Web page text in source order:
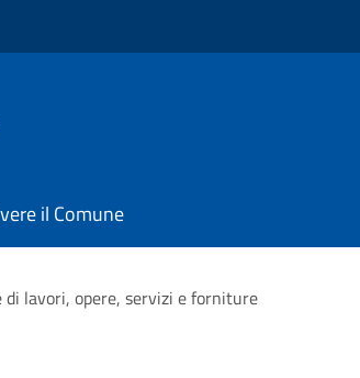
il Comune
lavori, opere, servizi e forniture